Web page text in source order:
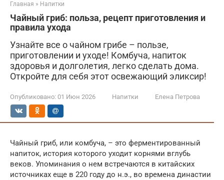
Главная » Напитки
Чайный гриб: польза, рецепт приготовления и
правила ухода
Узнайте все о чайном грибе – пользе,
приготовлении и уходе! Комбуча, напиток
здоровья и долголетия, легко сделать дома.
Откройте для себя этот освежающий эликсир!
Опубликовано: 01 Июн 2026 Напитки Елена Петрова
Чайный гриб, или комбуча, – это ферментированный
напиток, история которого уходит корнями вглубь
веков. Упоминания о нем встречаются в китайских
источниках еще в 220 году до н.э., во времена династии